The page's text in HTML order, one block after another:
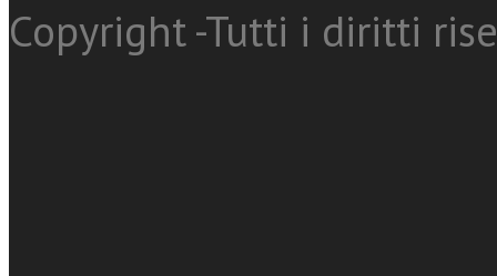
Copyright -Tutti i diritti